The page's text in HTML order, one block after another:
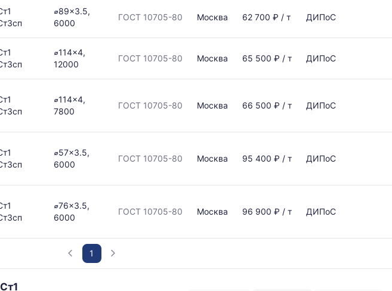
⌀89x3.5,
6000
ГОСТ 10705-80 Москва 62 700 ₽ / т ДИПоС
⌀114x4,
12000
ГОСТ 10705-80 Москва 65 500 ₽ / т ДИПоС
⌀114x4,
7800
ГОСТ 10705-80 Москва 66 500 ₽ / т ДИПоС
⌀57x3.5,
6000
ГОСТ 10705-80 Москва 95 400 ₽ / т ДИПоС
⌀76x3.5,
6000
ГОСТ 10705-80 Москва 96 900 ₽ / т ДИПоС
1